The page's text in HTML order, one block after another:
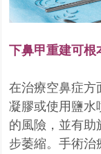
下鼻甲重建可根
在治療空鼻症方
凝膠或使用鹽水
的風險，並有助
步萎縮。手術治